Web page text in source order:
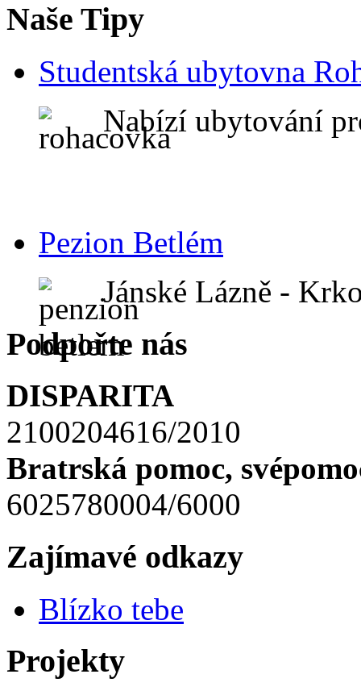
Naše Tipy
Studentská ubytovna
Nabízí ubytování
Pezion Betlém
Jánské Lázně -
Podpořte nás
DISPARITA
2100204616/2010
Bratrská pomoc,
6025780004/6000
Zajímavé odkazy
Blízko tebe
Projekty